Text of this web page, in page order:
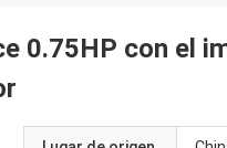
0.75HP con el